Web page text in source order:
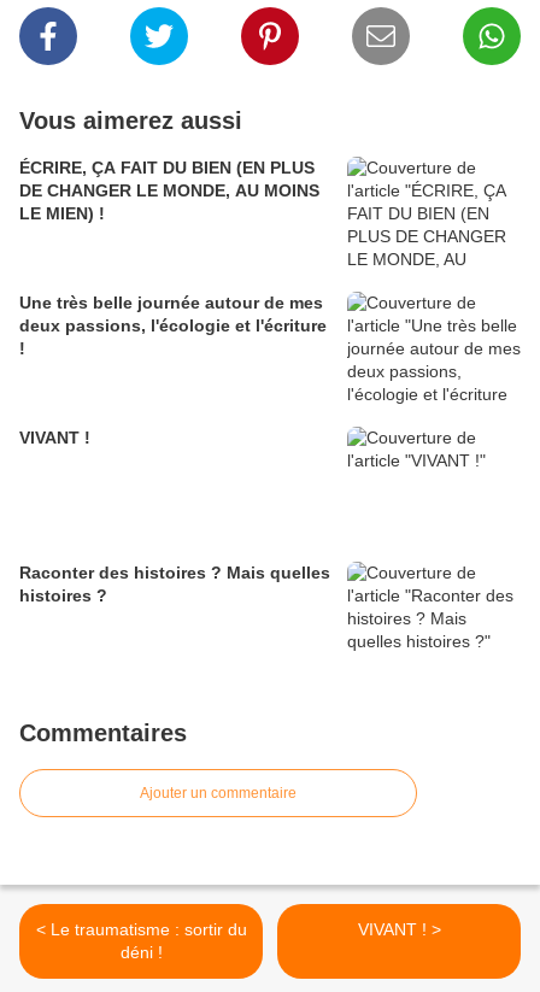
Vous aimerez aussi
ÉCRIRE, ÇA FAIT DU BIEN (EN PLUS
DE CHANGER LE MONDE, AU MOINS
LE MIEN) !
Une très belle journée autour de mes
deux passions, l'écologie et l'écriture
!
VIVANT !
Raconter des histoires ? Mais quelles
histoires ?
Commentaires
Ajouter un commentaire
< Le traumatisme : sortir du
déni !
VIVANT ! >